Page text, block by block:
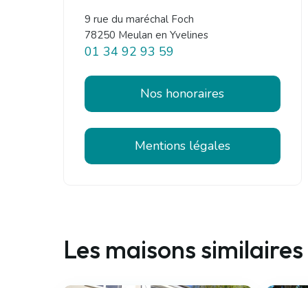
9 rue du maréchal Foch
78250 Meulan en Yvelines
01 34 92 93 59
Nos honoraires
Mentions légales
Les maisons similaires